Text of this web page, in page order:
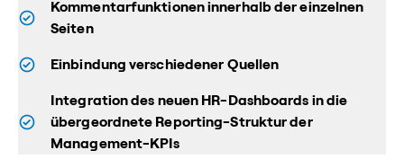
Kommentarfunktionen innerhalb der einzelnen
Seiten
Einbindung verschiedener Quellen
Integration des neuen HR-Dashboards in die
übergeordnete Reporting-Struktur der
Management-KPIs